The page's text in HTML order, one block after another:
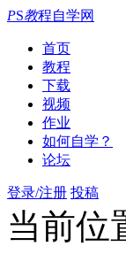
PS教程自学网
首页
教程
下载
视频
作业
如何自学？
论坛
登录/注册 投稿
当前位